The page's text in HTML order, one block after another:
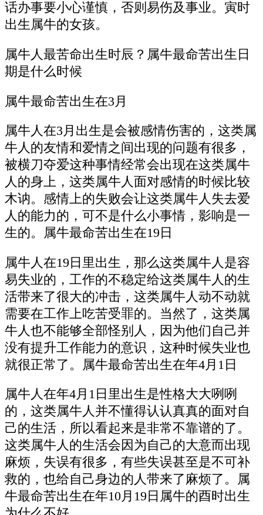
话办事要小心谨慎，否则易伤及事业。寅时
出生属牛的女孩。
属牛人最苦命出生时辰？属牛最命苦出生日
期是什么时候
属牛最命苦出生在3月
属牛人在3月出生是会被感情伤害的，这类属
牛人的友情和爱情之间出现的问题有很多，
被横刀夺爱这种事情经常会出现在这类属牛
人的身上，这类属牛人面对感情的时候比较
木讷。感情上的失败会让这类属牛人失去爱
人的能力的，可不是什么小事情，影响是一
生的。属牛最命苦出生在19日
属牛人在19日里出生，那么这类属牛人是容
易失业的，工作的不稳定给这类属牛人的生
活带来了很大的冲击，这类属牛人动不动就
需要在工作上吃苦受罪的。当然了，这类属
牛人也不能够全部怪别人，因为他们自己并
没有提升工作能力的意识，这种时候失业也
就很正常了。属牛最命苦出生在年4月1日
属牛人在年4月1日里出生是性格大大咧咧
的，这类属牛人并不懂得认认真真的面对自
己的生活，所以看起来是非常不靠谱的了。
这类属牛人的生活会因为自己的大意而出现
麻烦，失误有很多，有些失误甚至是不可补
救的，也给自己身边的人带来了麻烦了。属
牛最命苦出生在年10月19日属牛的酉时出生